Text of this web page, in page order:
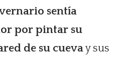
sentía
por pintar su
de su cuevay sus